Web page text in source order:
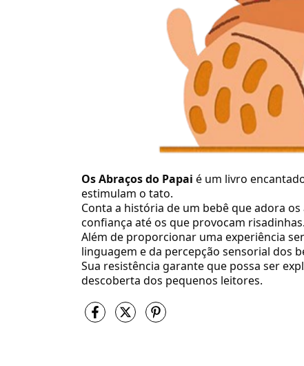
Os Abraços do Papai é um livro
estimulam o tato.
Conta a história de um bebê que adora
confiança até os que provocam risadinhas.
Além de proporcionar uma experiência
linguagem e da percepção sensorial dos
Sua resistência garante que possa ser
descoberta dos pequenos leitores.